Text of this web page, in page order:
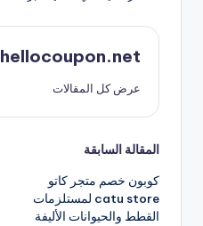
hellocoupon.net
عرض كل المقالات
تصفّح
المقالات
المقالة السابقة
كوبون خصم متجر كاتو
catu store لمستلزمات
القطط والحيوانات الأليفة